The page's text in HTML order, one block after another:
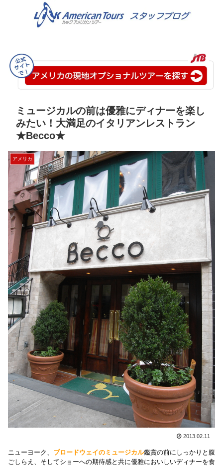
ミュージカルの前は優雅にディナーを楽し
みたい！大満足のイタリアンレストラン
★Becco★
アメリカ
2013.02.11
ニューヨーク、 ブロードウェイのミュージカル鑑賞の前にしっかりと腹
ごしらえ、そしてショーへの期待感と共に優雅においしいディナーを食